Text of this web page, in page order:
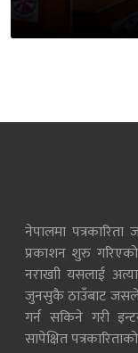
नेपालमा
प्रकाशन शुरु गरिएको
नराखाी यसलाई
जुनसुकै ठाउँबाट जसले
गर्न सकिने गरी
सापेक्षित